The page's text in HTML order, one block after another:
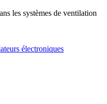
les systèmes de ventilation
électroniques